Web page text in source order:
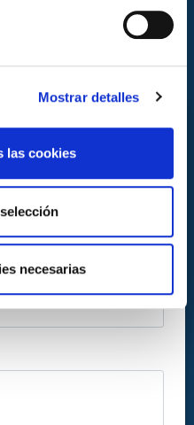
Mostrar detalles
las cookies
necesarias
al:
las redes: